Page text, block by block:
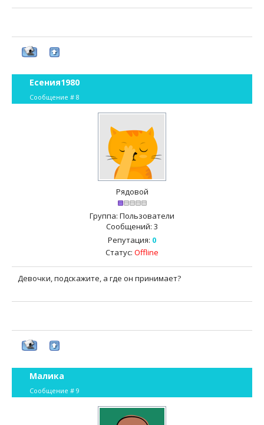
Есения1980
Сообщение # 8
Рядовой
Группа: Пользователи
Сообщений: 3
Репутация: 0
Статус: Offline
Девочки, подскажите, а где он принимает?
Малика
Сообщение # 9